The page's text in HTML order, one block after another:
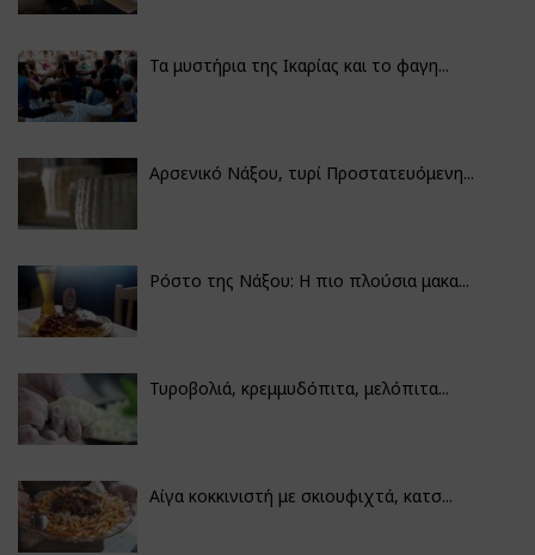
Τα μυστήρια της Ικαρίας και το φαγη...
Αρσενικό Νάξου, τυρί Προστατευόμενη...
Ρόστο της Νάξου: Η πιο πλούσια μακα...
Τυροβολιά, κρεμμυδόπιτα, μελόπιτα...
Αίγα κοκκινιστή με σκιουφιχτά, κατσ...